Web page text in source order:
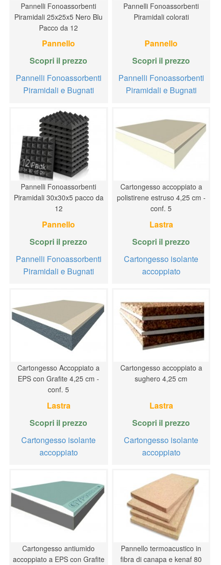
Pannelli Fonoassorbenti
Piramidali 25x25x5 Nero Blu
Pacco da 12
Pannello
Scopri il prezzo
Pannelli Fonoassorbenti
Piramidali e Bugnati
Pannelli Fonoassorbenti
Piramidali colorati
Pannello
Scopri il prezzo
Pannelli Fonoassorbenti
Piramidali e Bugnati
Pannelli Fonoassorbenti
Piramidali 30x30x5 pacco da
12
Pannello
Scopri il prezzo
Pannelli Fonoassorbenti
Piramidali e Bugnati
Cartongesso accoppiato a
polistirene estruso 4,25 cm -
conf. 5
Lastra
Scopri il prezzo
Cartongesso isolante
accoppiato
Cartongesso Accoppiato a
EPS con Grafite 4,25 cm -
conf. 5
Lastra
Scopri il prezzo
Cartongesso isolante
accoppiato
Cartongesso accoppiato a
sughero 4,25 cm
Lastra
Scopri il prezzo
Cartongesso isolante
accoppiato
Cartongesso antiumido
accoppiato a EPS con Grafite
Pannello termoacustico in
fibra di canapa e kenaf 80